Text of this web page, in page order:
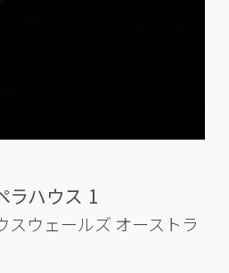
ラハウス 1
スウェールズ オーストラ